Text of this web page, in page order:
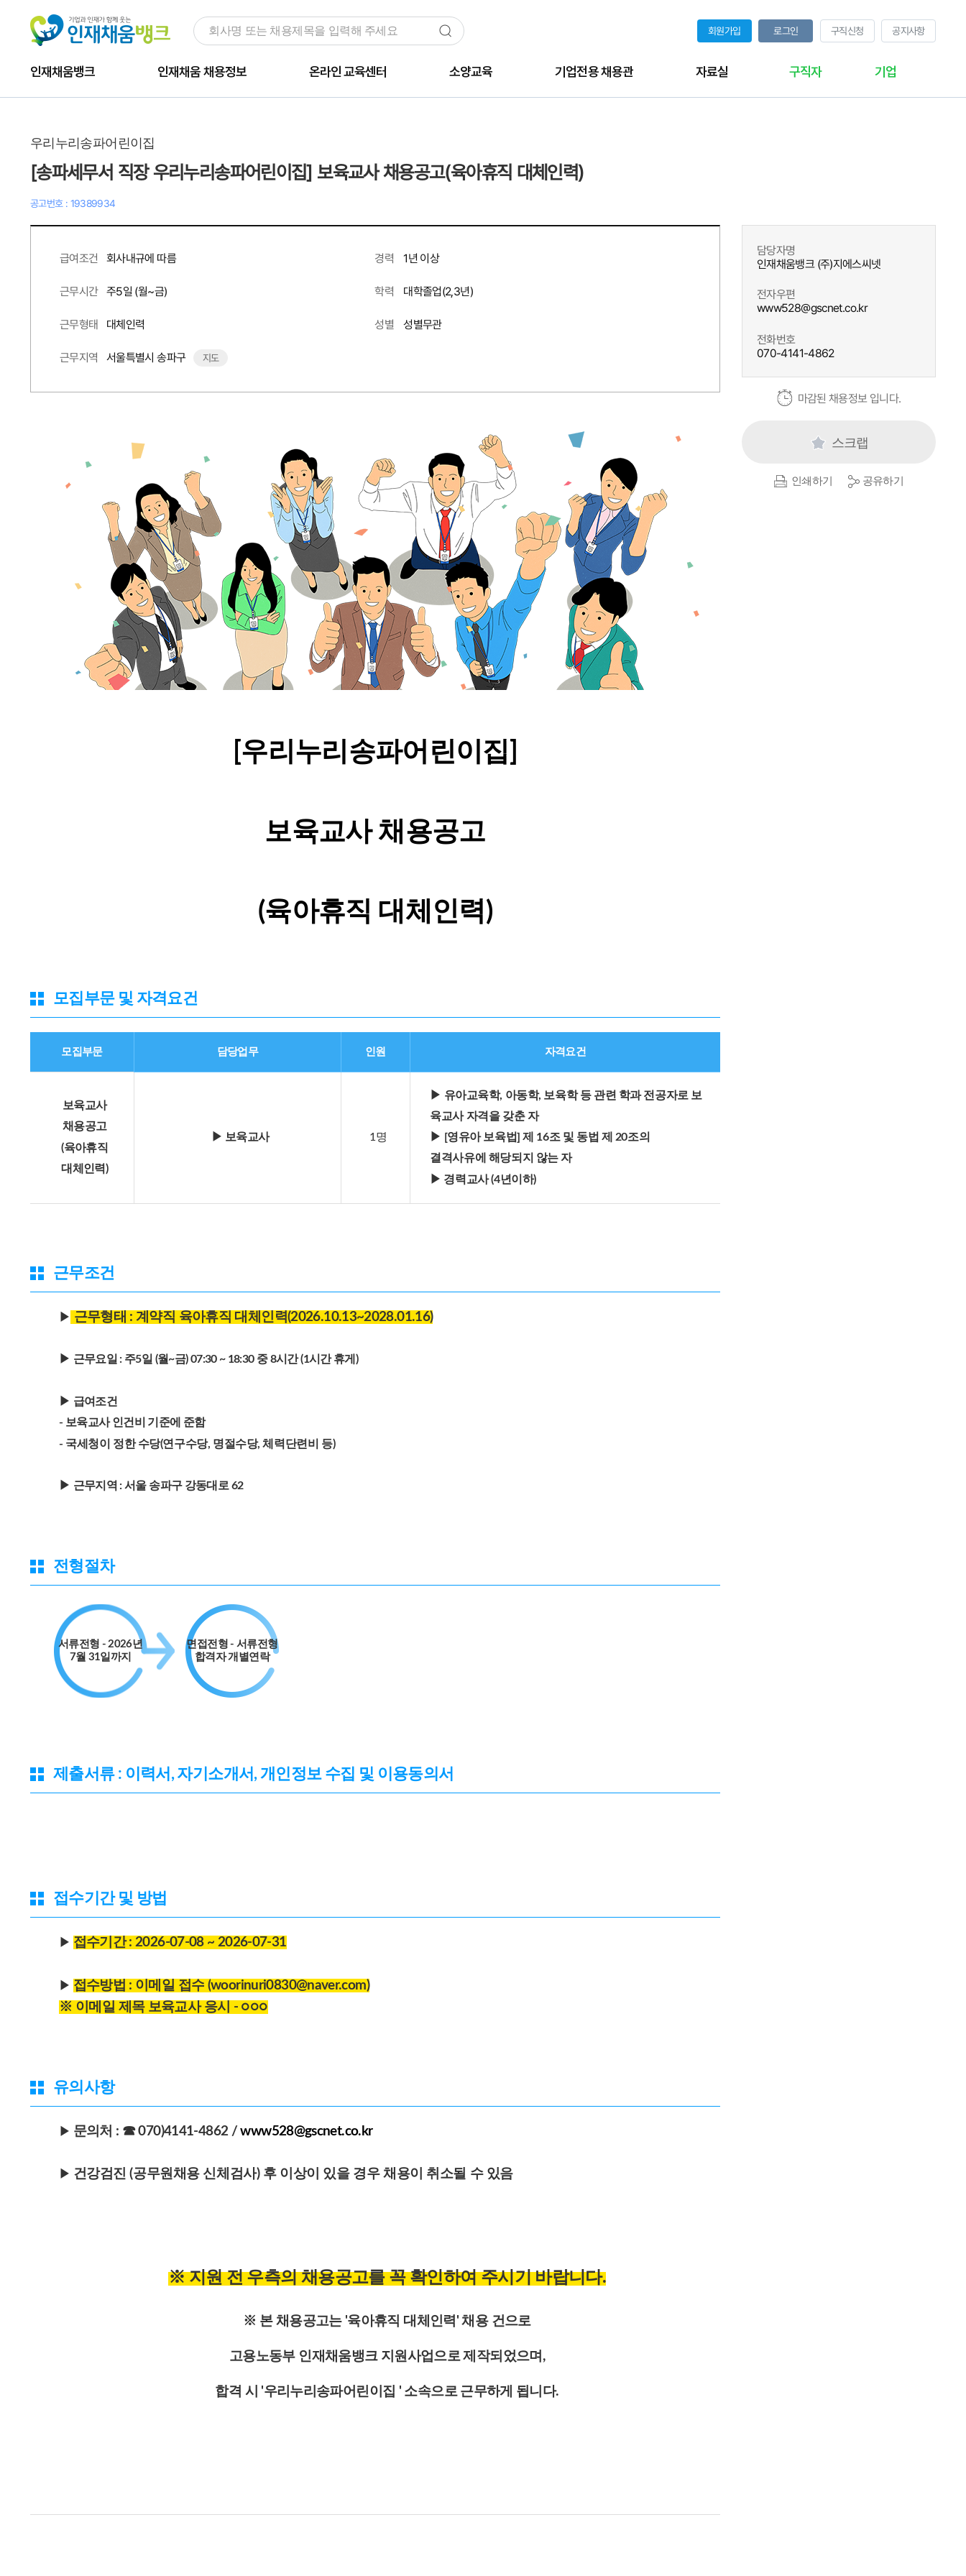
회원가입 로그인 구직신청 공지사항
인재채움뱅크 인재채움 채용정보 온라인 교육센터 소양교육 기업전용 채용관 자료실 구직자 기업
우리누리송파어린이집
[송파세무서 직장 우리누리송파어린이집] 보육교사 채용공고(육아휴직 대체인력)
공고번호 : 19389934
급여조건 회사내규에 따름
근무시간 주5일 (월~금)
근무형태 대체인력
근무지역 서울특별시 송파구 지도
경력 1년 이상
학력 대학졸업(2,3년)
성별 성별무관
담당자명
인재채움뱅크 (주)지에스씨넷
전자우편
www528@gscnet.co.kr
전화번호
070-4141-4862
마감된 채용정보 입니다.
스크랩
인쇄하기 공유하기
[우리누리송파어린이집]
보육교사 채용공고
(육아휴직 대체인력)
모집부문 및 자격요건
모집부문 담당업무 인원 자격요건
보육교사
채용공고
(육아휴직
대체인력)
▶ 보육교사 1명
▶ 유아교육학, 아동학, 보육학 등 관련 학과 전공자로 보
육교사 자격을 갖춘 자
▶ [영유아 보육법] 제 16조 및 동법 제 20조의
결격사유에 해당되지 않는 자
▶ 경력교사 (4년이하)
근무조건
▶ 근무형태 : 계약직 육아휴직 대체인력(2026.10.13~2028.01.16)
▶ 근무요일 : 주5일 (월~금) 07:30 ~ 18:30 중 8시간 (1시간 휴게)
▶ 급여조건
- 보육교사 인건비 기준에 준함
- 국세청이 정한 수당(연구수당, 명절수당, 체력단련비 등)
▶ 근무지역 : 서울 송파구 강동대로 62
전형절차
서류전형 - 2026년
7월 31일까지
면접전형 - 서류전형
합격자 개별연락
제출서류 : 이력서, 자기소개서, 개인정보 수집 및 이용동의서
접수기간 및 방법
▶ 접수기간 : 2026-07-08 ~ 2026-07-31
▶ 접수방법 : 이메일 접수 (woorinuri0830@naver.com)
※ 이메일 제목 보육교사 응시 - ○○○
유의사항
▶ 문의처 : ☎ 070)4141-4862 /www528@gscnet.co.kr
▶ 건강검진 (공무원채용 신체검사) 후 이상이 있을 경우 채용이 취소될 수 있음
※ 지원 전 우측의 채용공고를 꼭 확인하여 주시기 바랍니다.
※ 본 채용공고는 '육아휴직 대체인력' 채용 건으로
고용노동부 인재채움뱅크 지원사업으로 제작되었으며,
합격 시 '우리누리송파어린이집 ' 소속으로 근무하게 됩니다.